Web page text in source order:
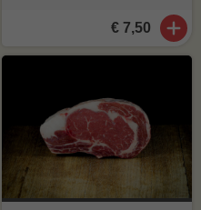
€ 7,50